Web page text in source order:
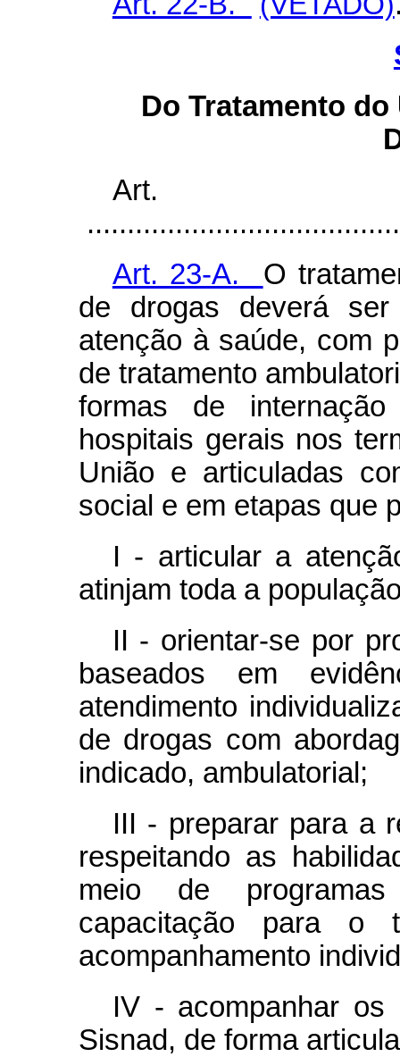
Do Tratamento
Art. 23-A. O
de drogas deverá
atenção à saúde, com
de tratamento
formas de
hospitais gerais nos
União e articuladas
social e em etapas que
I - articular a
atinjam toda a
II - orientar-se por
baseados em
atendimento
de drogas com
indicado, ambulatorial;
III - preparar para a
respeitando as
meio de
capacitação para o
acompanhamento
IV - acompanhar
Sisnad, de forma